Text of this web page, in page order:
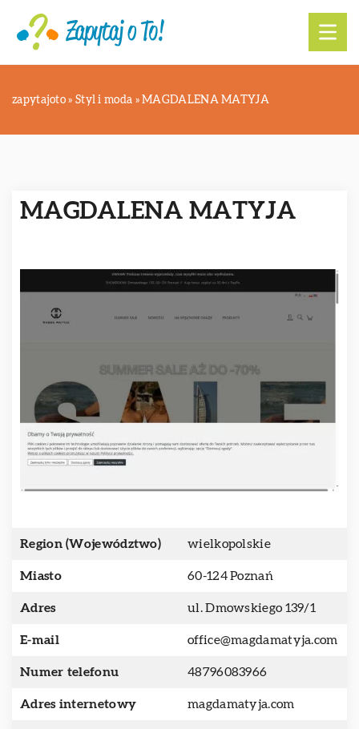
zapytajoto » Styl i moda »MAGDALENA MATYJA
MAGDALENA MATYJA
Region (Województwo) wielkopolskie
Miasto 60-124 Poznań
Adres ul. Dmowskiego 139/1
E-mail office@magdamatyja.com
Numer telefonu 48796083966
Adres internetowy magdamatyja.com